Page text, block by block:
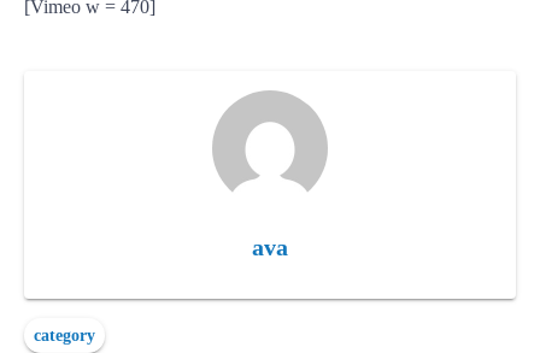
[Vimeo w = 470]
ava
category